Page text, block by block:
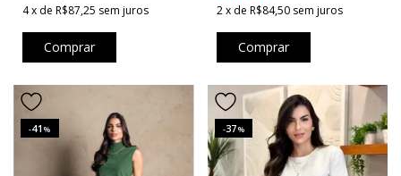
4x de R$87,25 sem juros
Comprar
2 x de R$84,50 sem juros
Comprar
-41 % -37%